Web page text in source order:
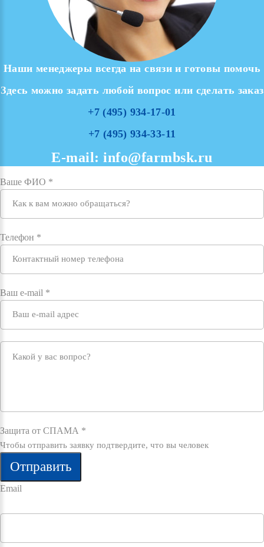
Наши менеджеры всегда на связи и готовы помочь
Здесь можно задать любой вопрос или сделать заказ
+7 (495) 934-17-01
+7 (495) 934-33-11
E-mail: info@farmbsk.ru
Ваше ФИО *
Телефон *
Ваш e-mail *
Защита от СПАМА *
Чтобы отправить заявку подтвердите, что вы человек
Отправить
Email